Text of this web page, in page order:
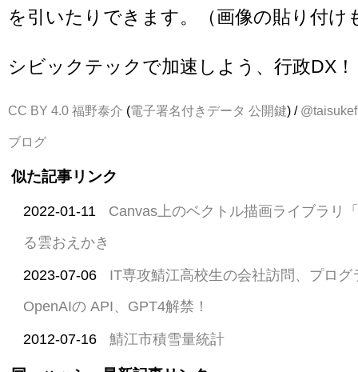
を引いたりできます。（画像の貼り付け
シビックテックで加速しよう、行政DX！
CC BY 4.0 福野泰介 (電子署名付きデータ 公開鍵) / @taisukef
ブログ
似た記事リンク
2022-01-11
Canvas上のベクトル描画ライブラリ
る雲おえかき
2023-07-06
IT専攻鯖江高校生の会社訪問、プロ
OpenAIの API、GPT4解禁！
2012-07-16 鯖江市積雪量統計